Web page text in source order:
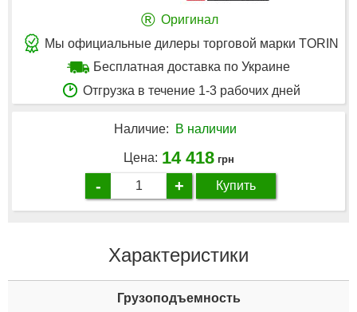
® Оригинал
Мы официальные дилеры торговой марки TORIN
Бесплатная доставка по Украине
Отгрузка в течение 1-3 рабочих дней
Наличие: В наличии
Цена: 14 418 грн
- + Купить
Характеристики
Грузоподъемность